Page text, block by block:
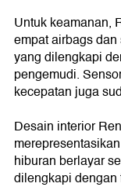
Untuk keamanan,
empat airbags
yang dilengkapi
pengemudi.
kecepatan juga
Desain interior
hiburan berlayar
dilengkapi dengan